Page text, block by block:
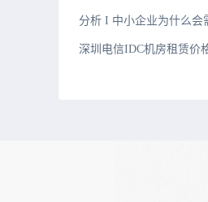
分析 I 中小企业为什么会
深圳电信IDC机房租赁价